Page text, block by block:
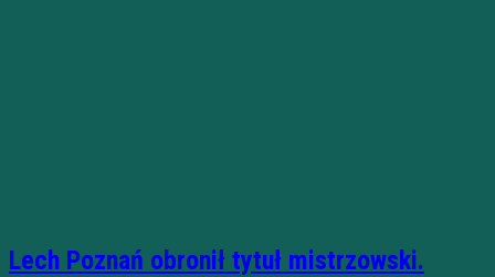
Lech Poznań obronił tytuł mistrzowski.